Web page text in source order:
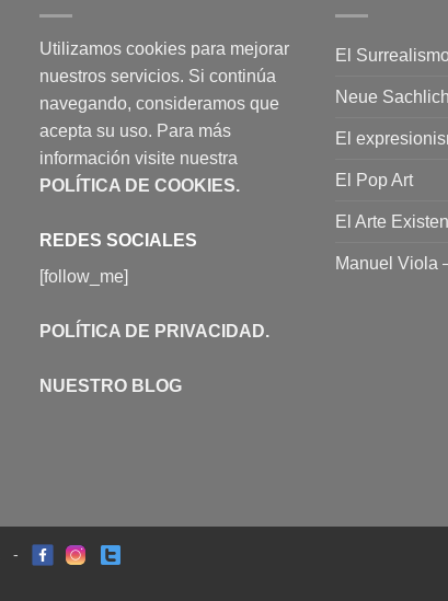
Utilizamos cookies para mejorar
nuestros servicios. Si continúa
navegando, consideramos que
acepta su uso. Para más
información visite nuestra
POLÍTICA DE COOKIES.
REDES SOCIALES
[follow_me]
POLÍTICA DE PRIVACIDAD.
NUESTRO BLOG
El
Neue
El
El Pop Art
El Arte
Manuel Viola
-